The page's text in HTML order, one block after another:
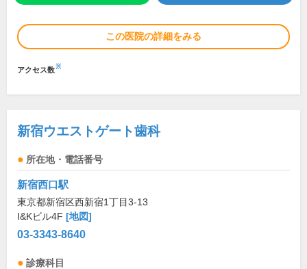
この医院の詳細をみる
アクセス数※
新宿ウエストゲート歯科
所在地・電話番号
新宿西口駅
東京都新宿区西新宿1丁目3-13
I&Kビル4F [地図]
03-3343-8640
診療科目